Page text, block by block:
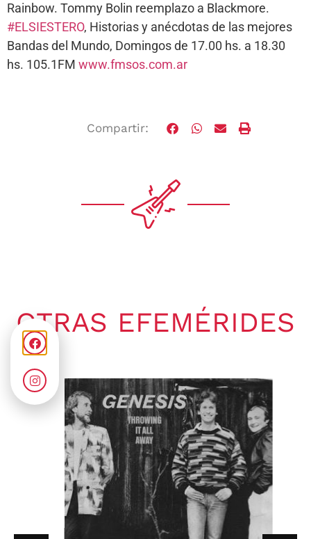
Rainbow. Tommy Bolin reemplazo a Blackmore.
#ELSIESTERO, Historias y anécdotas de las mejores
Bandas del Mundo, Domingos de 17.00 hs. a 18.30
hs. 105.1FM www.fmsos.com.ar
Compartir:
OTRAS EFEMÉRIDES